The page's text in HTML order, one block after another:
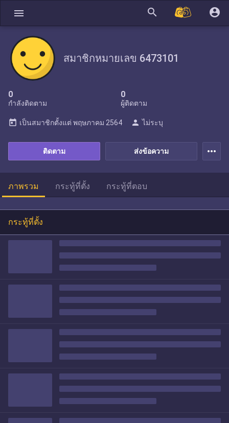
menu search account_circle
สมาชิกหมายเลข 6473101
0
กำลังติดตาม
0
ผู้ติดตาม
ส่งข้อความ
ติดตาม
today เป็นสมาชิกตั้งแต่ พฤษภาคม 2564 person ไม่ระบุ
more_horiz
ภาพรวม กระทู้ที่ตั้ง กระทู้ที่ตอบ
กระทู้ที่ตั้ง